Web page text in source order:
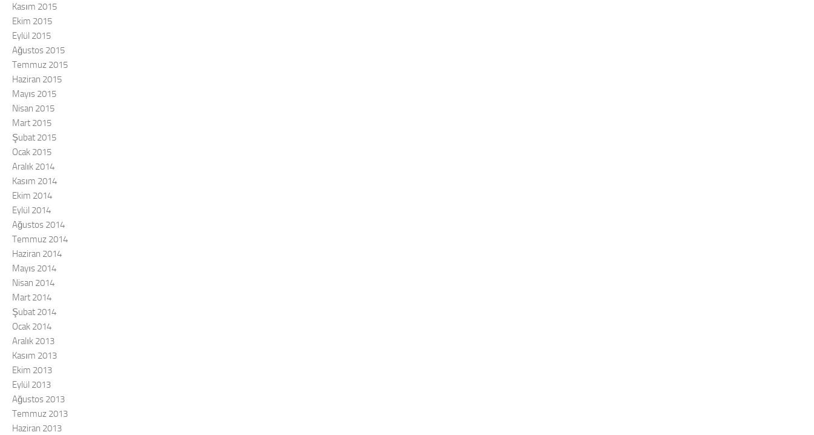
Kasım 2015
Ekim 2015
Eylül 2015
Ağustos 2015
Temmuz 2015
Haziran 2015
Mayıs 2015
Nisan 2015
Mart 2015
Şubat 2015
Ocak 2015
Aralık 2014
Kasım 2014
Ekim 2014
Eylül 2014
Ağustos 2014
Temmuz 2014
Haziran 2014
Mayıs 2014
Nisan 2014
Mart 2014
Şubat 2014
Ocak 2014
Aralık 2013
Kasım 2013
Ekim 2013
Eylül 2013
Ağustos 2013
Temmuz 2013
Haziran 2013